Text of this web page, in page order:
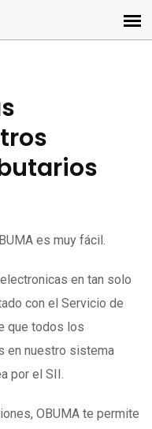
es muy fácil.
en tan solo
con el Servicio de
que todos los
en nuestro sistema
por el SII.
OBUMA te permite